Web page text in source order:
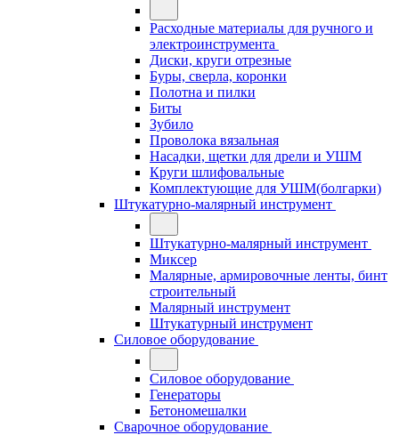
Расходные материалы для ручного и
электроинструмента
Диски, круги отрезные
Буры, сверла, коронки
Полотна и пилки
Биты
Зубило
Проволока вязальная
Насадки, щетки для дрели и УШМ
Круги шлифовальные
Комплектующие для УШМ(болгарки)
Штукатурно-малярный инструмент
Штукатурно-малярный инструмент
Миксер
Малярные, армировочные ленты, бинт
строительный
Малярный инструмент
Штукатурный инструмент
Силовое оборудование
Силовое оборудование
Генераторы
Бетономешалки
Сварочное оборудование